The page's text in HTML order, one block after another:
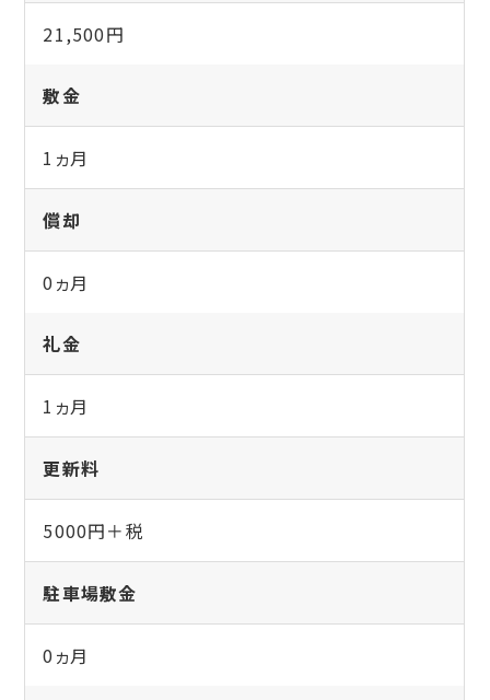
21,500円
敷金
1ヵ月
償却
0ヵ月
礼金
1ヵ月
更新料
5000円＋税
駐車場敷金
0ヵ月